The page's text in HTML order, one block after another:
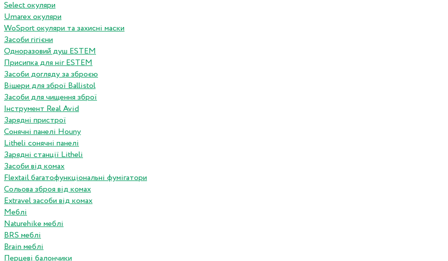
Select окуляри
Umarex окуляри
WoSport окуляри та захисні маски
Засоби гігієни
Одноразовий душ ESTEM
Присипка для ніг ESTEM
Засоби догляду за зброєю
Вішери для зброї Ballistol
Засоби для чищення зброї
Інструмент Real Avid
Зарядні пристрої
Сонячні панелі Houny
Litheli сонячні панелі
Зарядні станції Litheli
Засоби від комах
Flextail багатофункціональні фумігатори
Сольова зброя від комах
Extravel засоби від комах
Меблі
Naturehike меблі
BRS меблі
Brain меблі
Перцеві балончики